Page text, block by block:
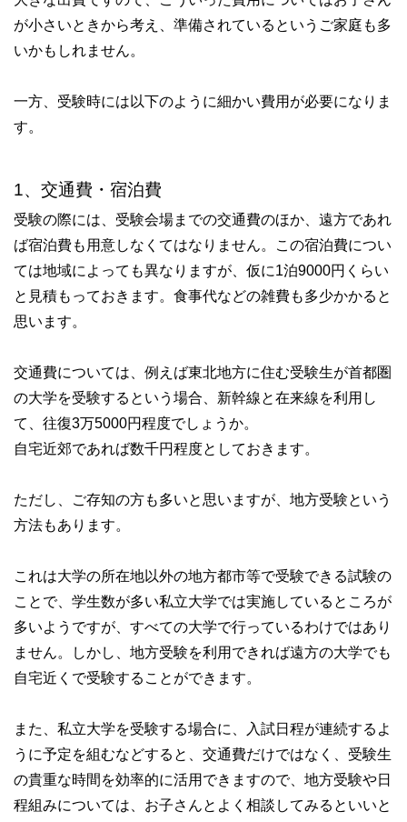
が小さいときから考え、準備されているというご家庭も多
いかもしれません。
一方、受験時には以下のように細かい費用が必要になりま
す。
1、交通費・宿泊費
受験の際には、受験会場までの交通費のほか、遠方であれ
ば宿泊費も用意しなくてはなりません。この宿泊費につい
ては地域によっても異なりますが、仮に1泊9000円くらい
と見積もっておきます。食事代などの雑費も多少かかると
思います。
交通費については、例えば東北地方に住む受験生が首都圏
の大学を受験するという場合、新幹線と在来線を利用し
て、往復3万5000円程度でしょうか。
自宅近郊であれば数千円程度としておきます。
ただし、ご存知の方も多いと思いますが、地方受験という
方法もあります。
これは大学の所在地以外の地方都市等で受験できる試験の
ことで、学生数が多い私立大学では実施しているところが
多いようですが、すべての大学で行っているわけではあり
ません。しかし、地方受験を利用できれば遠方の大学でも
自宅近くで受験することができます。
また、私立大学を受験する場合に、入試日程が連続するよ
うに予定を組むなどすると、交通費だけではなく、受験生
の貴重な時間を効率的に活用できますので、地方受験や日
程組みについては、お子さんとよく相談してみるといいと